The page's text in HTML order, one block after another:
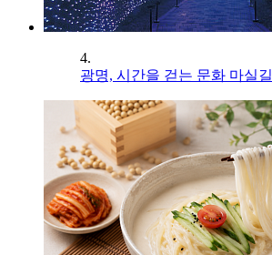
4.
광명, 시간을 걷는 문화 마실길